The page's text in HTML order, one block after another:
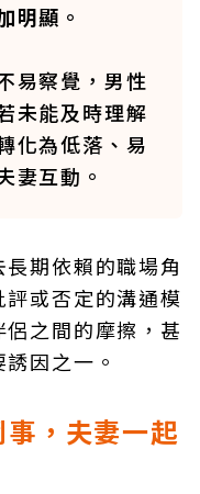
明顯。
易察覺，男性
未能及時理解
化為低落、易
妻互動。
期依賴的職場角
或否定的溝通模
之間的摩擦，甚
因之一。
，夫妻一起